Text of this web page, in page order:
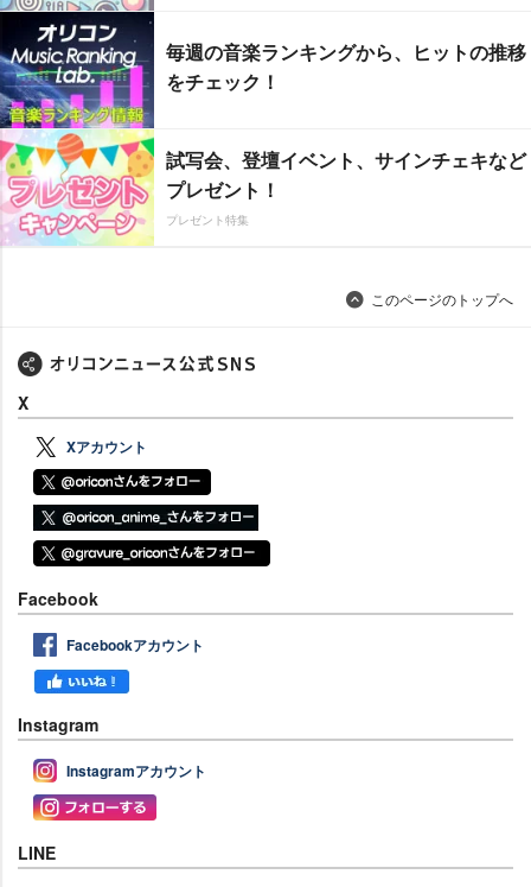
毎週の音楽ランキングから、ヒットの推移
をチェック！
試写会、登壇イベント、サインチェキなど
プレゼント！
プレゼント特集
このページのトップへ
X
Xアカウント
Facebook
Facebookアカウント
Instagram
Instagramアカウント
LINE